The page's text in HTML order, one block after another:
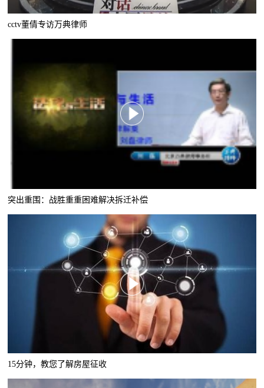
cctv董倩专访万典律师
突出重围：战胜重重困难解决拆迁补偿
15分钟，教您了解房屋征收